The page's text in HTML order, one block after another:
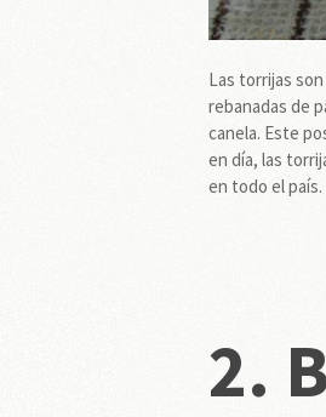
Las torrijas
rebanadas de
canela. Este
en día, las
en todo el país.
2.